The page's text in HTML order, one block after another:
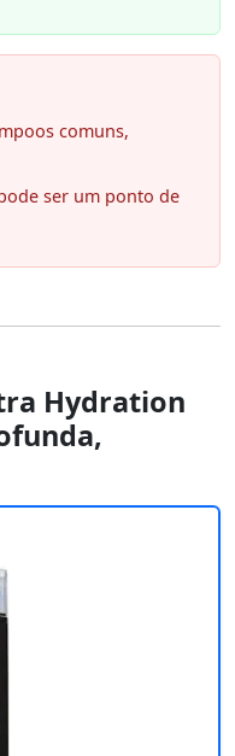
comuns,
ser um ponto de
Hydration